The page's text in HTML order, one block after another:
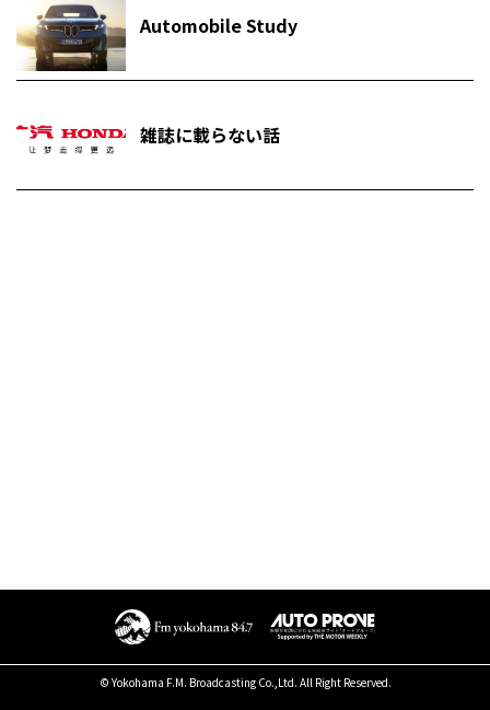
Automobile Study
雑誌に載らない話
© Yokohama F.M. Broadcasting Co.,Ltd. All Right Reserved.